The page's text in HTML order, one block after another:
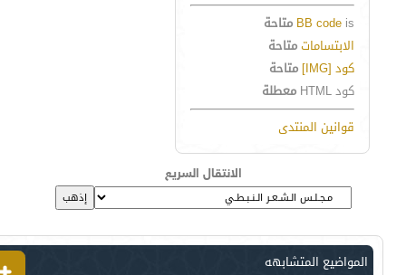
BB code is
متاحة
الابتساماتمتاحة
كود [IMG]
متاحة
كود HTML
معطلة
قوانين المنتدى
الانتقال السريع
المواضيع المتشابهه